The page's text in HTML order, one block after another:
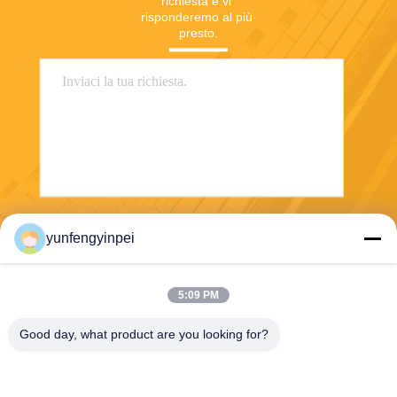
risponderemo al più
presto.
yunfengyinpei
5:09 PM
Good day, what product are you looking for?